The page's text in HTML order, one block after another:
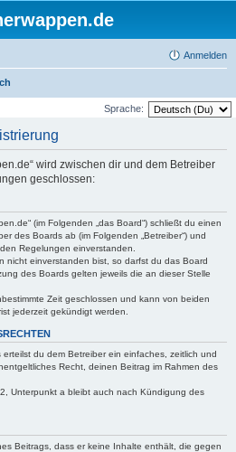
Anmelden
Sprache:
wird zwischen dir und dem Betreiber
geschlossen:
(im Folgenden „das Board“) schließt du einen
des Boards ab (im Folgenden „Betreiber“) und
Regelungen einverstanden.
nicht einverstanden bist, so darfst du das Board
des Boards gelten jeweils die an dieser Stelle
Zeit geschlossen und kann von beiden
jederzeit gekündigt werden.
du dem Betreiber ein einfaches, zeitlich und
Recht, deinen Beitrag im Rahmen des
Unterpunkt a bleibt auch nach Kündigung des
Beitrags, dass er keine Inhalte enthält, die gegen